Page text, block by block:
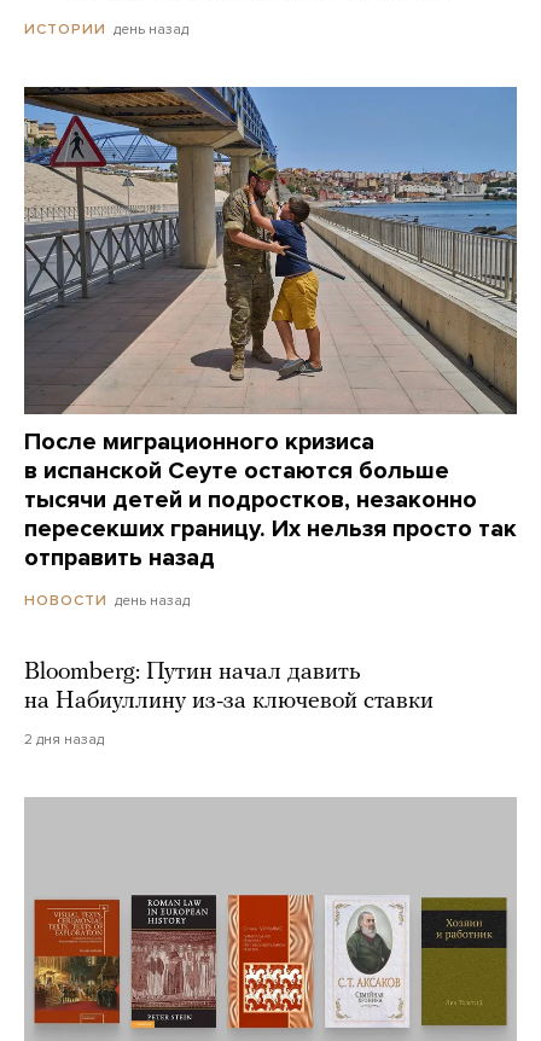
ИСТОРИИ день назад
После миграционного кризиса
в испанской Сеуте остаются больше
тысячи детей и подростков, незаконно
пересекших границу. Их нельзя просто так
отправить назад
НОВОСТИ день назад
Bloomberg: Путин начал давить
на Набиуллину из-за ключевой ставки
2 дня назад